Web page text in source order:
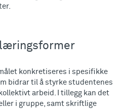
læringsformer
konkretiseres i spesifikke
bidrar til å styrke studentenes
arbeid. I tillegg kan det
i gruppe, samt skriftlige